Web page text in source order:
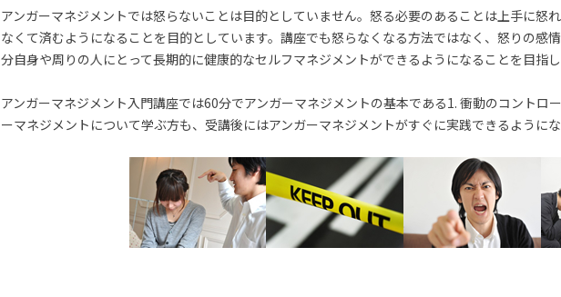
アンガーマネジメントでは怒らないことは目的としていません。怒る必要のあることは上手に怒
なくて済むようになることを目的としています。講座でも怒らなくなる方法ではなく、怒りの感
分自身や周りの人にとって長期的に健康的なセルフマネジメントができるようになることを目指し
アンガーマネジメント入門講座では60分でアンガーマネジメントの基本である1. 衝動のコントロ
ーマネジメントについて学ぶ方も、受講後にはアンガーマネジメントがすぐに実践できるようにな